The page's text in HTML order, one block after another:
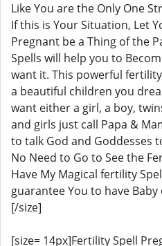
Like You are the Only One
If this is Your Situation, Let
Pregnant be a Thing of the
Spells will help you to
want it. This powerful
a beautiful children you
want either a girl, a boy,
and girls just call Papa &
to talk God and Goddesses
No Need to Go to See the
Have My Magical fertility
guarantee You to have
[/size]
[size= 14px]Fertility Spell